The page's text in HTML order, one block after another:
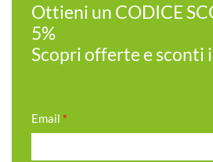
Ottieni un CODICE
5%
Scopri offerte e sconti
Email *